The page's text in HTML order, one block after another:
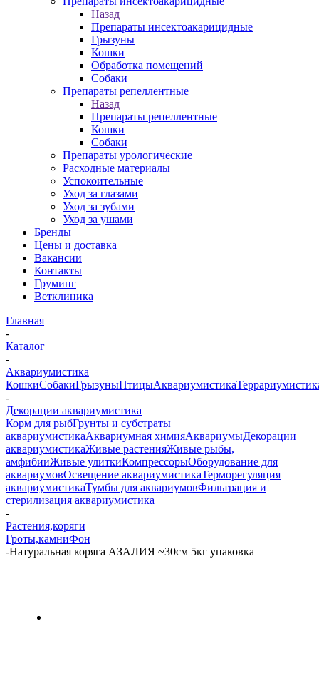
Назад
Препараты инсектоакарицидные
Грызуны
Кошки
Обработка помещений
Собаки
Препараты репеллентные
Назад
Препараты репеллентные
Кошки
Собаки
Препараты урологические
Расходные материалы
Успокоительные
Уход за глазами
Уход за зубами
Уход за ушами
Бренды
Цены и доставка
Вакансии
Контакты
Груминг
Ветклиника
Главная
-
Каталог
-
Аквариумистика
КошкиСобакиГрызуныПтицыАквариумистика
-
Декорации аквариумистика
Корм для рыбГрунты и субстраты
аквариумистикаАквариумная химияАквариумыДекорации
аквариумистикаЖивые растенияЖивые рыбы,
амфибииЖивые улиткиКомпрессорыОборудование для
аквариумовОсвещение аквариумистикаТерморегуляция
аквариумистикаТумбы для аквариумовФильтрация и
стерилизация аквариумистика
-
Растения,коряги
Гроты,камниФон
-Натуральная коряга АЗАЛИЯ ~30см 5кг упаковка